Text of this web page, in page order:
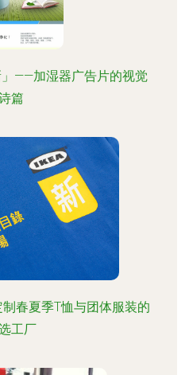
」——加湿器广告片的视觉
篇
春夏季T恤与团体服装的
工厂